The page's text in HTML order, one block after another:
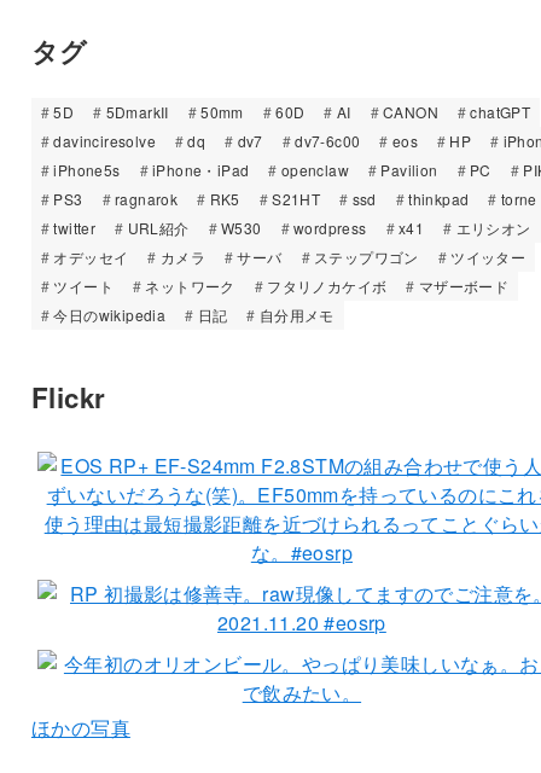
タグ
5D 5DmarkII 50mm 60D AI CANON
chatGPT
davinciresolve
dq dv7 dv7-6c00 eos HP
iPhone5s
iPhone・iPad openclaw Pavilion PC
PS3
ragnarok RK5 S21HT ssd thinkpad
torne
twitter
URL紹介 W530 wordpress x41
エリシオン
オデッセイ
カメラ サーバ ステップワゴン
ツイッター
ツイート
ネットワーク フタリノカケイボ
マザーボード
今日のwikipedia
日記 自分用メモ
Flickr
ほかの写真